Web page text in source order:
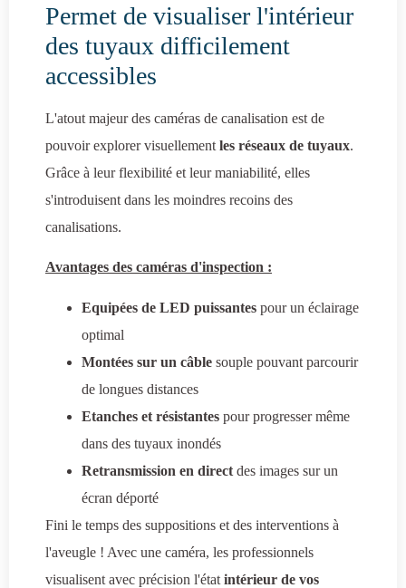
Permet de visualiser l'intérieur
des tuyaux difficilement
accessibles
L'atout majeur des caméras de canalisation est de
pouvoir explorer visuellement les réseaux de tuyaux.
Grâce à leur flexibilité et leur maniabilité, elles
s'introduisent dans les moindres recoins des
canalisations.
Avantages des caméras d'inspection :
Equipées de LED puissantes pour un éclairage
optimal
Montées sur un câble souple pouvant parcourir
de longues distances
Etanches et résistantes pour progresser même
dans des tuyaux inondés
Retransmission en direct des images sur un
écran déporté
Fini le temps des suppositions et des interventions à
l'aveugle ! Avec une caméra, les professionnels
visualisent avec précision l'état intérieur de vos